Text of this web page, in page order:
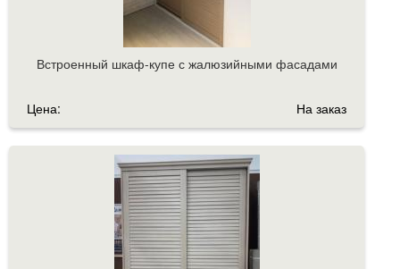
Встроенный шкаф-купе с жалюзийными фасадами
Цена: На заказ